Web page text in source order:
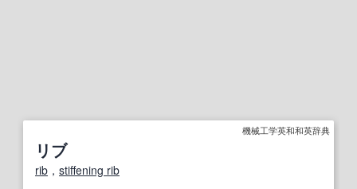
機械工学英和和英辞典
リブ
rib ， stiffening rib